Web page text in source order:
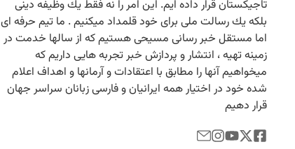
تاجیكستان قرار داده ایم. این امر را نه فقط یك وظیفه دینی
بلكه یك رسالت ملی برای خود قلمداد میكنیم . ما تیم حرفه ای
اما مستقل خبر رسانی مسیحی هستیم كه از سالها خدمت در
زمینه تهیه ، انتشار و پردازش خبر تجربه هایی داریم كه
میخواهیم آنها را مطابق با اعتقادات و آرمانها و اهداف اعلام
شده خود در اختیار همه ایرانیان و فارسی زبانان سراسر جهان
قرار دهیم